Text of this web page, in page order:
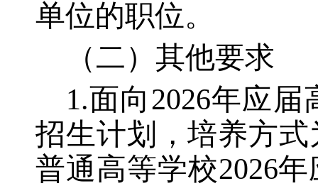
单位的职位。
（二）其他要求
1.面向2026年应
招生计划，培养方
普通高等学校2026